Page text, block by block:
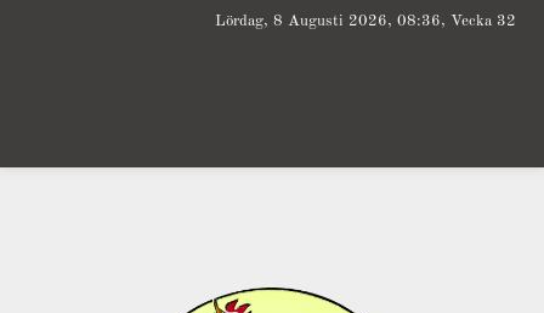
Lördag, 8 Augusti 2026, 08:36, Vecka 32